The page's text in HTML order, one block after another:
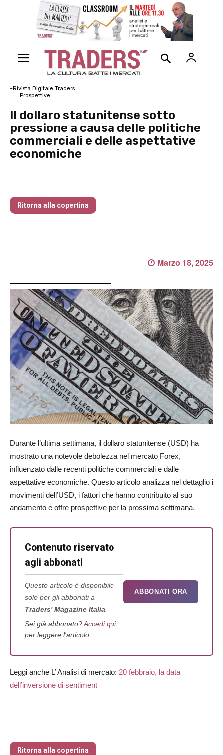
~Rivista Digitale Traders
Prospettive
Il dollaro statunitense sotto
pressione a causa delle politiche
commerciali e delle aspettative
economiche
Ritorna alla copertina
Marzo 18, 2025
Durante l’ultima settimana, il dollaro statunitense (USD) ha
mostrato una notevole debolezza nel mercato Forex,
influenzato dalle recenti politiche commerciali e dalle
aspettative economiche. Questo articolo analizza nel dettaglio i
movimenti dell’USD, i fattori che hanno contribuito al suo
andamento e offre prospettive per la prossima settimana.
Contenuto riservato
agli abbonati
Questo articolo è disponibile
solo per gli abbonati a
Traders' Magazine Italia
Sei già abbonato?Accedi qui
per leggere l'articolo.
ABBONATI ORA
Leggi anche L’ Analisi di mercato: 20 febbraio, la data
dell’inversione di sentiment
Ritorna alla copertina